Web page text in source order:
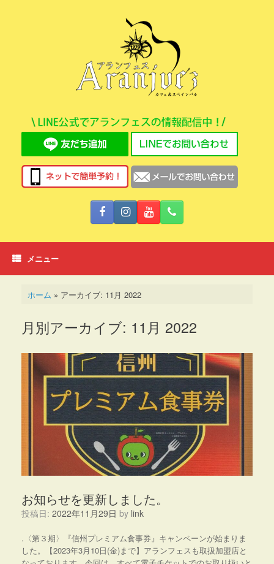
メニュー
ホーム » アーカイブ: 11月 2022
月別アーカイブ: 11月 2022
お知らせを更新しました。
投稿日: 2022年11月29日 by link
.〈第３期〉『信州プレミアム食事券』キャンペーンが始まりま
した。【2023年3月10日(金)まで】アランフェスも取扱加盟店と